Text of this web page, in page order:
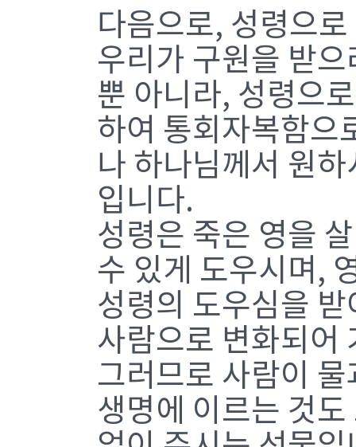
다음으로, 성령으
우리가 구원을 받
뿐 아니라, 성령으
하여 통회자복함으
나 하나님께서 원
입니다.
성령은 죽은 영을
수 있게 도우시며,
성령의 도우심을
사람으로 변화되어
그러므로 사람이
생명에 이르는 것